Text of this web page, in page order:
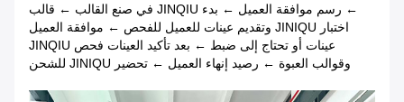
← رسم موافقة العميل ← بدء JINQIU في صنع القالب ← قالب
اختبار JINIQU وتقديم عينات للعميل للفحص ← موافقة العميل
عينات أو تحتاج إلى ضبط ← بعد تأكيد العينات فحص JINQIU
وقوالب العبوة ← رصيد إنهاء العميل ← تحضير JINIQU للشحن